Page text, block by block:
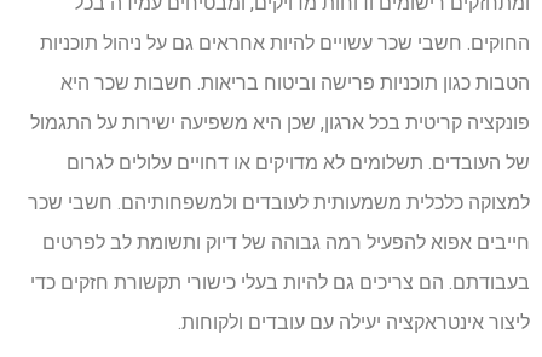
החוקים. חשבי שכר עשויים להיות אחראים גם על ניהול תוכניות
הטבות כגון תוכניות פרישה וביטוח בריאות. חשבות שכר היא
פונקציה קריטית בכל ארגון, שכן היא משפיעה ישירות על התגמול
של העובדים. תשלומים לא מדויקים או דחויים עלולים לגרום
למצוקה כלכלית משמעותית לעובדים ולמשפחותיהם. חשבי שכר
חייבים אפוא להפעיל רמה גבוהה של דיוק ותשומת לב לפרטים
בעבודתם. הם צריכים גם להיות בעלי כישורי תקשורת חזקים כדי
ליצור אינטראקציה יעילה עם עובדים ולקוחות.